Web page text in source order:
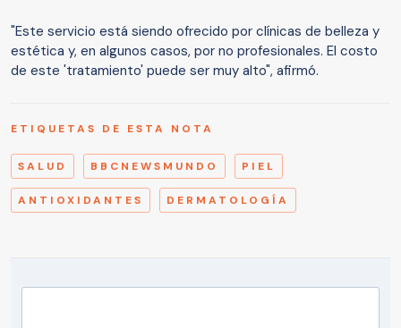
"Este servicio está siendo ofrecido por clínicas de belleza y
estética y, en algunos casos, por no profesionales. El costo
de este 'tratamiento' puede ser muy alto", afirmó.
ETIQUETAS DE ESTA NOTA
SALUD BBCNEWSMUNDO PIEL
ANTIOXIDANTES DERMATOLOGÍA